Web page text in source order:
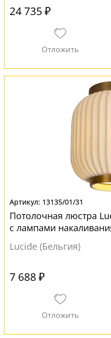
24 735 ₽
13135/01/31
Потолочная люстра
с лампами
Lucide (Бельгия)
7 688 ₽